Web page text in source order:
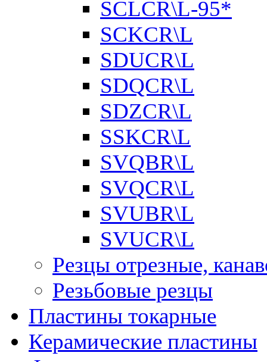
SCLCR\L-95*
SCKCR\L
SDUCR\L
SDQCR\L
SDZCR\L
SSKCR\L
SVQBR\L
SVQCR\L
SVUBR\L
SVUCR\L
Резцы отрезные,
Резьбовые резцы
Пластины токарные
Керамические пластины